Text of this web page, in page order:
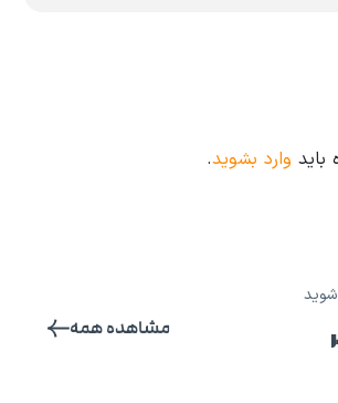
باید وارد بشوید.
شوید
مشاهده همه